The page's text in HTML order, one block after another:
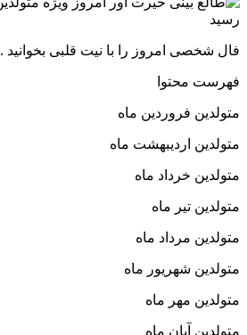
فال شخصی امروز را با نیت قلبی بخوانید .
فهرست محتوا
متولدین فروردین ماه
متولدین اردیبهشت ماه
متولدین خرداد ماه
متولدین تیر ماه
متولدین مرداد ماه
متولدین شهریور ماه
متولدین مهر ماه
متولدین آبان ماه